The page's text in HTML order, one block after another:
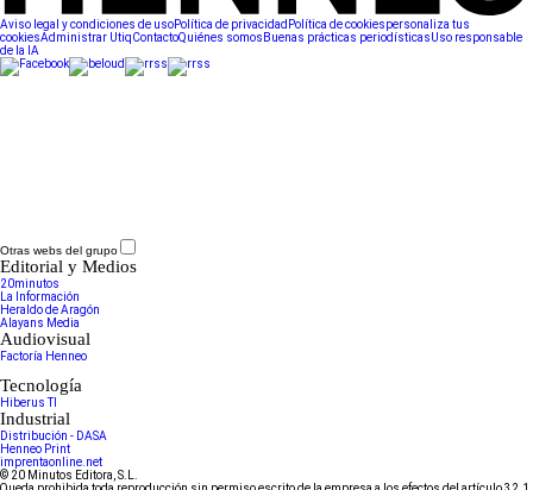
Aviso legal y condiciones de usoPolítica de privacidad Política de cookiespersonaliza tus
cookiesAdministrar UtiqContactoQuiénes somos Buenas prácticas periodísticasUso responsable
de la IA
Otras webs del grupo
Editorial y Medios
20minutos
La Información
Heraldo de Aragón
Alayans Media
Audiovisual
Factoría Henneo
Tecnología
Hiberus TI
Industrial
Distribución - DASA
Henneo Print
imprentaonline.net
© 20 Minutos Editora, S.L.